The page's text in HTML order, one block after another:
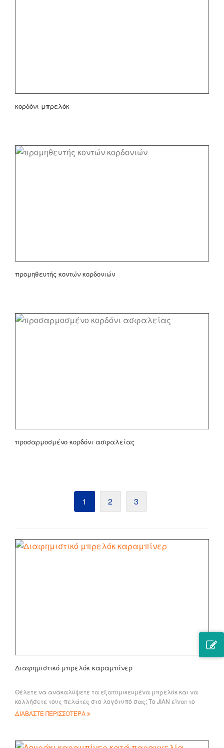
κορδόνι μπρελόκ
προμηθευτής κοντών κορδονιών
προσαρμοσμένο κορδόνι ασφαλείας
1 2 3
Διαφημιστικό μπρελόκ καραμπίνερ
Θέλετε να ανακαλύψετε τα εξατομικευμένα μπρελόκ και να
κολλήσετε τους πελάτες στο λογότυπό σας; Το JIAN είναι το
κατάλληλο μέρος για εσάς. Έχουμε πολλά w
ΔΙΑΒΑΣΤΕ ΠΕΡΙΣΣΟΤΕΡΑ